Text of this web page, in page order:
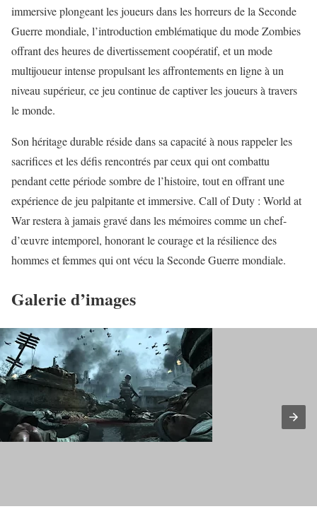
immersive plongeant les joueurs dans les horreurs de la Seconde
Guerre mondiale, l’introduction emblématique du mode Zombies
offrant des heures de divertissement coopératif, et un mode
multijoueur intense propulsant les affrontements en ligne à un
niveau supérieur, ce jeu continue de captiver les joueurs à travers
le monde.
Son héritage durable réside dans sa capacité à nous rappeler les
sacrifices et les défis rencontrés par ceux qui ont combattu
pendant cette période sombre de l’histoire, tout en offrant une
expérience de jeu palpitante et immersive. Call of Duty : World at
War restera à jamais gravé dans les mémoires comme un chef-
d’œuvre intemporel, honorant le courage et la résilience des
hommes et femmes qui ont vécu la Seconde Guerre mondiale.
Galerie d’images